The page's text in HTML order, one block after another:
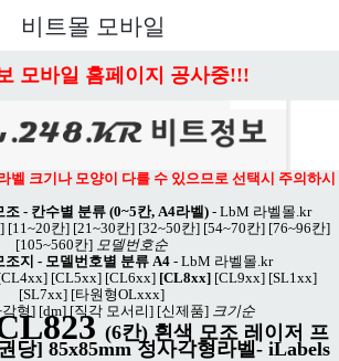
비트몰 모바일
모바일 홈페이지 공사중!!!
벨 크기나 모양이 다를 수 있으므로 선택시 주의하시
- 칸수별 분류 (0~5칸, A4라벨) - LbM 라벨몰.kr
[11~20칸] [21~30칸] [32~50칸] [54~70칸] [76~96칸]
[105~560칸] 모델번호순
지 - 모델번호별 분류 A4 - LbM 라벨몰.kr
[CL5xx] [CL6xx] [CL8xx] [CL9xx] [SL1xx]
[SL7xx] [타원형OLxxx]
형] [dm] [직각 모서리] [신제품] 크기순
(6칸) 흰색 모조 레이저 프
당] 85x85mm 정사각형라벨- iLabels